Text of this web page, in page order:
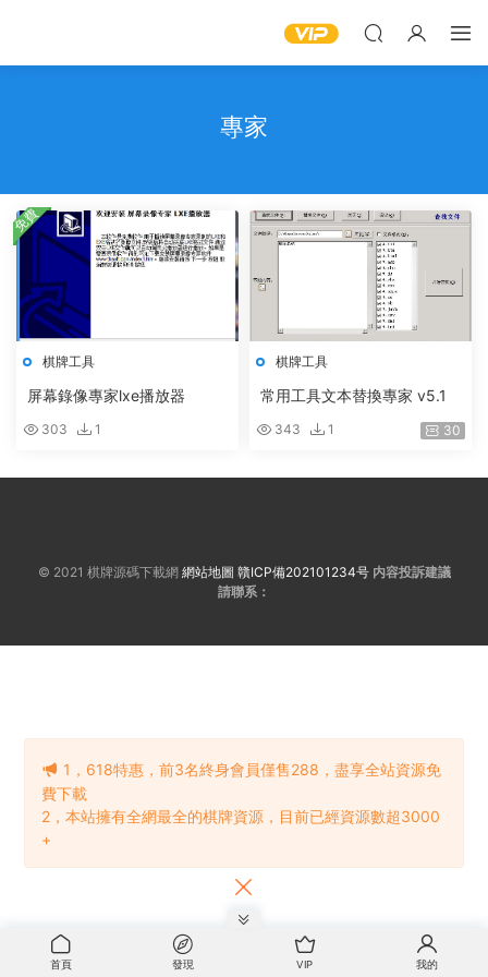
專家
棋牌工具
屏幕錄像專家lxe播放器
303 1
免費
棋牌工具
常用工具文本替換專家 v5.1
343 1 30
© 2021 棋牌源碼下載網 網站地圖 贛ICP備202101234号 内容投訴建議
請聯系：
首頁 發現 VIP 我的
1，618特惠，前3名終身會員僅售288，盡享全站資源免
費下載
2，本站擁有全網最全的棋牌資源，目前已經資源數超3000
+